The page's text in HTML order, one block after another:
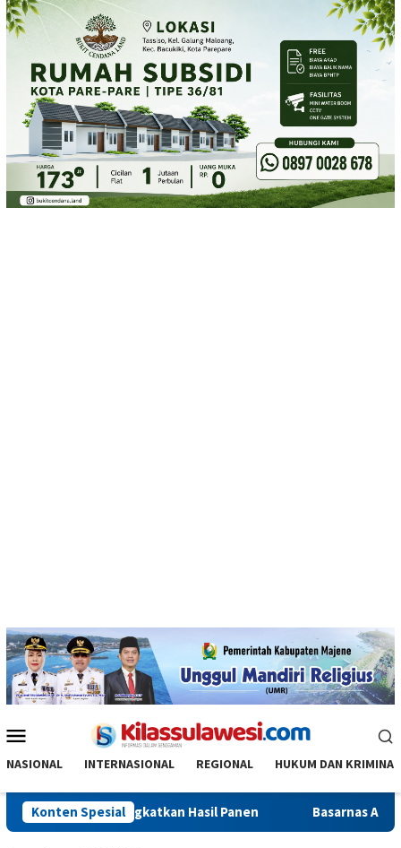
Loncat
ke
Mobile
NASIONAL INTERNASIONAL REGIONAL HUKUM DAN KRIMINAL
Konten Spesial
Tingkatkan Hasil Panen Basarnas Anugerahi Tim